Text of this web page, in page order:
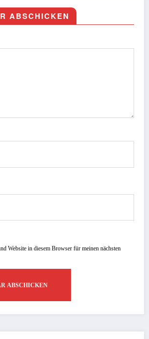
ABSCHICKEN
Website in diesem Browser für meinen nächsten